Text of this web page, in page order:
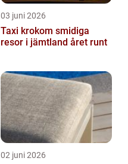
03 juni 2026
Taxi krokom smidiga
resor i jämtland året runt
02 juni 2026